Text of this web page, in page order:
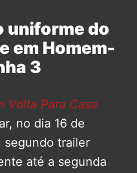
uniforme do
em Homem-
3
Volta Para Casa
no dia 16 de
segundo trailer
até a segunda